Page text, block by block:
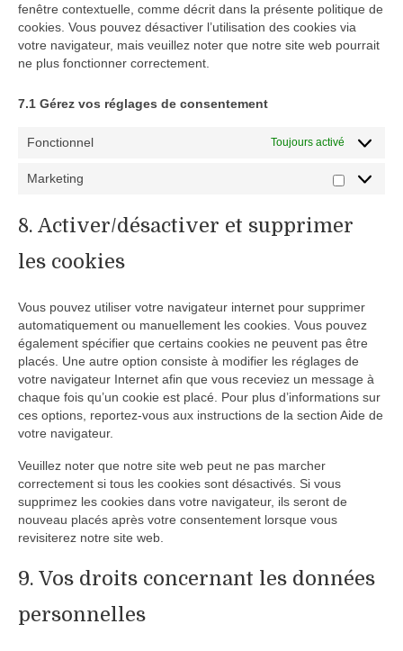
fenêtre contextuelle, comme décrit dans la présente politique de
cookies. Vous pouvez désactiver l’utilisation des cookies via
votre navigateur, mais veuillez noter que notre site web pourrait
ne plus fonctionner correctement.
7.1 Gérez vos réglages de consentement
Fonctionnel Toujours activé
Marketing
8. Activer/désactiver et supprimer
les cookies
Vous pouvez utiliser votre navigateur internet pour supprimer
automatiquement ou manuellement les cookies. Vous pouvez
également spécifier que certains cookies ne peuvent pas être
placés. Une autre option consiste à modifier les réglages de
votre navigateur Internet afin que vous receviez un message à
chaque fois qu’un cookie est placé. Pour plus d’informations sur
ces options, reportez-vous aux instructions de la section Aide de
votre navigateur.
Veuillez noter que notre site web peut ne pas marcher
correctement si tous les cookies sont désactivés. Si vous
supprimez les cookies dans votre navigateur, ils seront de
nouveau placés après votre consentement lorsque vous
revisiterez notre site web.
9. Vos droits concernant les données
personnelles